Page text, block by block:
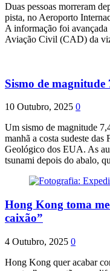
Duas pessoas morreram
pista, no Aeroporto
A informação foi avançada
Aviação Civil (CAD) da
Sismo de
10 Outubro, 2025 0
Um sismo de magnitude
manhã a costa sudeste
Geológico dos EUA. As
tsunami depois do abalo,
Hong Kong toma
caixão”
4 Outubro, 2025 0
Hong Kong quer acabar